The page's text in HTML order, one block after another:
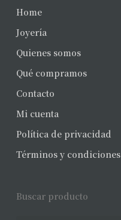
Home
Joyería
Quienes somos
Qué compramos
Contacto
Mi cuenta
Política de privacidad
Términos y condiciones
Buscar producto